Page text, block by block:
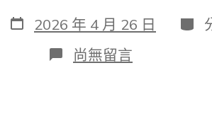
發
表
2026 年 4 月 26 日 分
類
在
〈交
尚無留言